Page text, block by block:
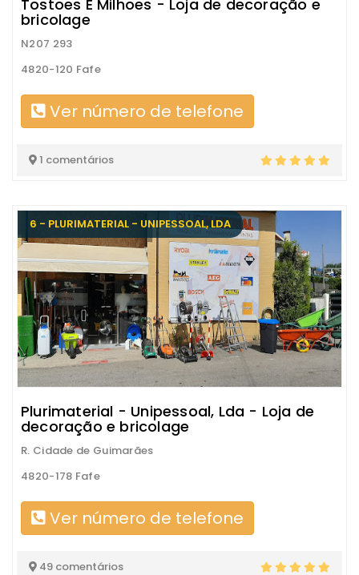
Tostoes E Milhoes - Loja de decoração e
bricolage
N207 293
4820-120 Fafe
Ver número de telefone
1 comentários
6 - PLURIMATERIAL - UNIPESSOAL, LDA
Plurimaterial - Unipessoal, Lda - Loja de
decoração e bricolage
R. Cidade de Guimarães
4820-178 Fafe
Ver número de telefone
49 comentários